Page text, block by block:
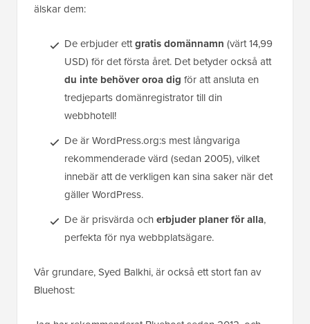
älskar dem:
De erbjuder ettgratis domännamn (värt 14,99
USD) för det första året. Det betyder också att
du inte behöver oroa dig för att ansluta en
tredjeparts domänregistrator till din
webbhotell!
De är WordPress.org:s mest långvariga
rekommenderade värd (sedan 2005), vilket
innebär att de verkligen kan sina saker när det
gäller WordPress.
De är prisvärda ocherbjuder planer för alla,
perfekta för nya webbplatsägare.
Vår grundare, Syed Balkhi, är också ett stort fan av
Bluehost: